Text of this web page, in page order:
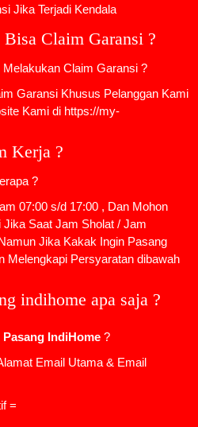
Jika Terjadi Kendala
Bisa Claim Garansi ?
Claim Garansi ?
Garansi Khusus Pelanggan Kami
Kami di https://my-
Kerja ?
?
07:00 s/d 17:00 , Dan Mohon
Saat Jam Sholat / Jam
Jika Kakak Ingin Pasang
Melengkapi Persyaratan dibawah
indihome apa saja ?
IndiHome ?
Email Utama & Email
=